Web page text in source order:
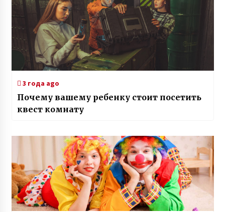
3 года ago
Почему вашему ребенку стоит посетить
квест комнату